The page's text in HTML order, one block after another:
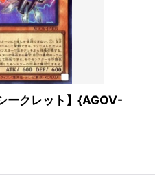
ークレット】{AGOV-